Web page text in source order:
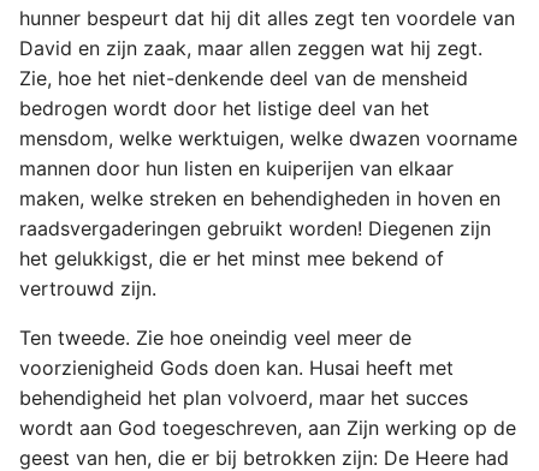
hunner bespeurt dat hij dit alles zegt ten voordele van
David en zijn zaak, maar allen zeggen wat hij zegt.
Zie, hoe het niet-denkende deel van de mensheid
bedrogen wordt door het listige deel van het
mensdom, welke werktuigen, welke dwazen voorname
mannen door hun listen en kuiperijen van elkaar
maken, welke streken en behendigheden in hoven en
raadsvergaderingen gebruikt worden! Diegenen zijn
het gelukkigst, die er het minst mee bekend of
vertrouwd zijn.
Ten tweede. Zie hoe oneindig veel meer de
voorzienigheid Gods doen kan. Husai heeft met
behendigheid het plan volvoerd, maar het succes
wordt aan God toegeschreven, aan Zijn werking op de
geest van hen, die er bij betrokken zijn: De Heere had